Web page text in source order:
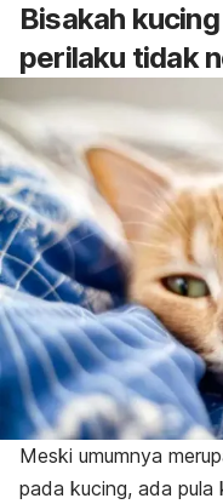
Bisakah
perilaku tidak
Meski umumnya
pada kucing, ada pula